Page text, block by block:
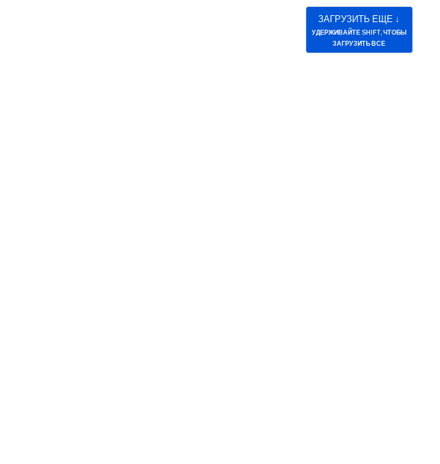
ЗАГРУЗИТЬ ЕЩЕ ↓
УДЕРЖИВАЙТЕ SHIFT, ЧТОБЫ
ЗАГРУЗИТЬ ВСЕ